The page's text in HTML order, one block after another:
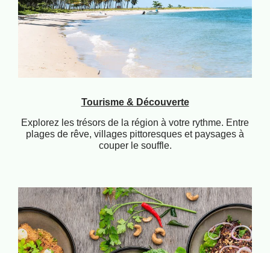
Tourisme & Découverte
Explorez les trésors de la région à votre rythme. Entre
plages de rêve, villages pittoresques et paysages à
couper le souffle.